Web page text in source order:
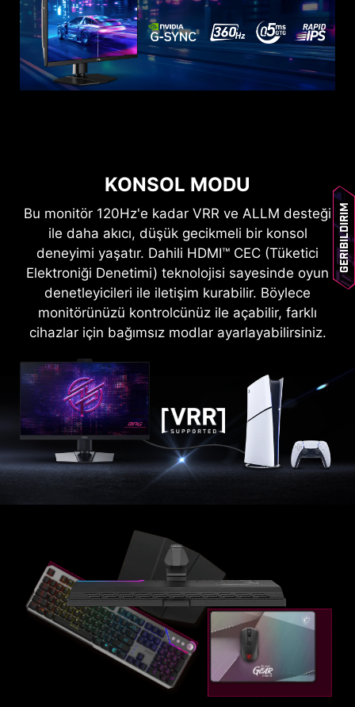
KONSOL MODU
Bu monitör 120Hz'e kadar VRR ve ALLM desteği
ile daha akıcı, düşük gecikmeli bir konsol
deneyimi yaşatır. Dahili HDMI™ CEC (Tüketici
Elektroniği Denetimi) teknolojisi sayesinde oyun
denetleyicileri ile iletişim kurabilir. Böylece
monitörünüzü kontrolcünüz ile açabilir, farklı
cihazlar için bağımsız modlar ayarlayabilirsiniz.
Geribildirim